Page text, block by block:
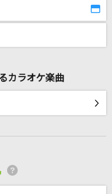
カラオケ楽曲